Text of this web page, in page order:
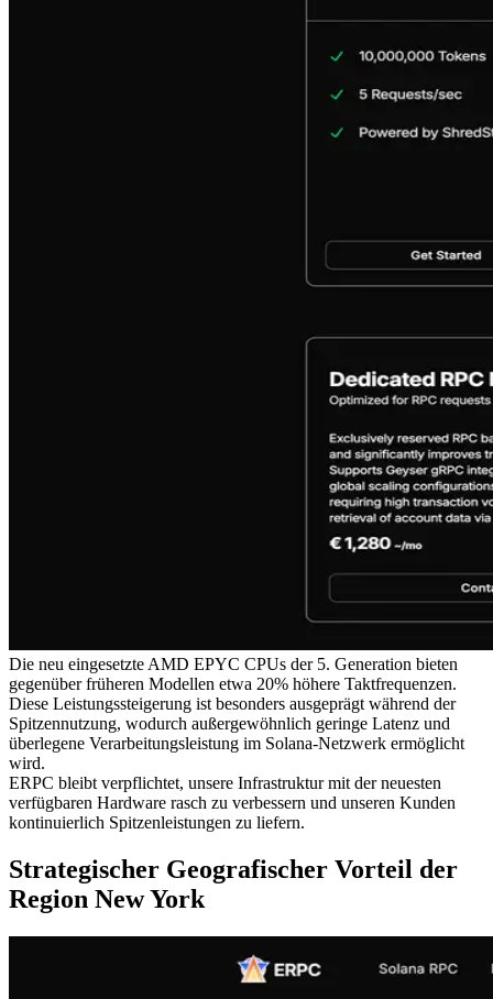
Die neu eingesetzte AMD EPYC CPUs der 5. Generation bieten
gegenüber früheren Modellen etwa 20% höhere Taktfrequenzen.
Diese Leistungssteigerung ist besonders ausgeprägt während der
Spitzennutzung, wodurch außergewöhnlich geringe Latenz und
überlegene Verarbeitungsleistung im Solana-Netzwerk ermöglicht
wird.
ERPC bleibt verpflichtet, unsere Infrastruktur mit der neuesten
verfügbaren Hardware rasch zu verbessern und unseren Kunden
kontinuierlich Spitzenleistungen zu liefern.
Strategischer Geografischer Vorteil der
Region New York